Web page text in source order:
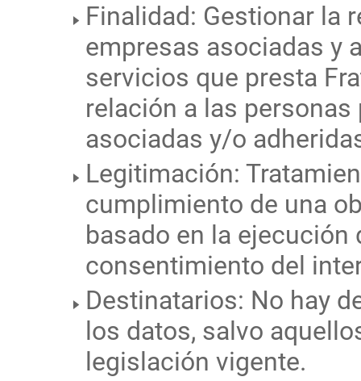
Finalidad: Gestionar la
empresas asociadas y
servicios que presta
relación a las
asociadas y/o
Legitimación:
cumplimiento de una
basado en la ejecución
consentimiento del
Destinatarios: No hay
los datos, salvo
legislación vigente.